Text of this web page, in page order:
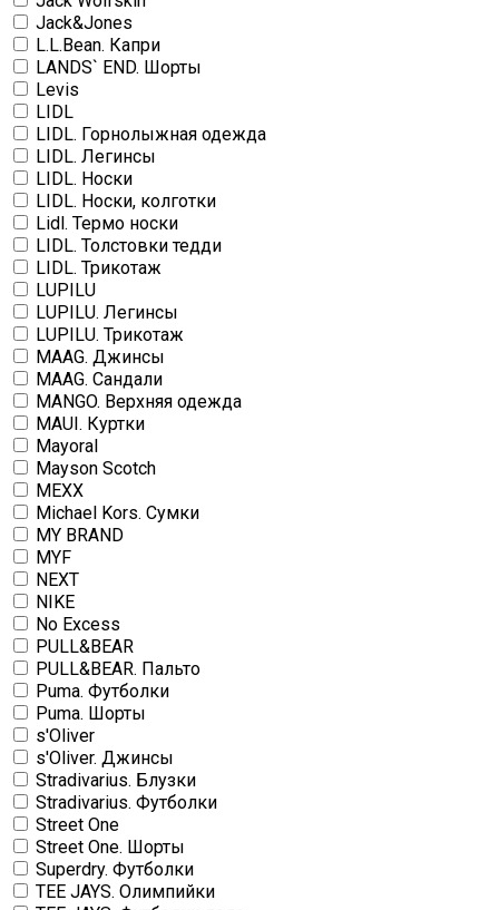
Jack&Jones
L.L.Bean. Капри
LANDS` END. Шорты
Levis
LIDL
LIDL. Горнолыжная одежда
LIDL. Легинсы
LIDL. Носки
LIDL. Носки, колготки
Lidl. Термо носки
LIDL. Толстовки тедди
LIDL. Трикотаж
LUPILU
LUPILU. Легинсы
LUPILU. Трикотаж
MAAG. Джинсы
MAAG. Сандали
MANGO. Верхняя одежда
MAUI. Куртки
Mayoral
Mayson Scotch
MEXX
Michael Kors. Сумки
MY BRAND
MYF
NEXT
NIKE
No Excess
PULL&BEAR
PULL&BEAR. Пальто
Puma. Футболки
Puma. Шорты
s'Oliver
s'Oliver. Джинсы
Stradivarius. Блузки
Stradivarius. Футболки
Street One
Street One. Шорты
Superdry. Футболки
TEE JAYS. Олимпийки